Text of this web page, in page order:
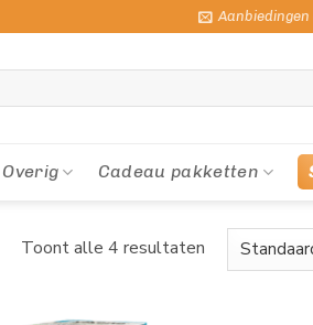
Overig Cadeau pakketten
Toont alle 4 resultaten